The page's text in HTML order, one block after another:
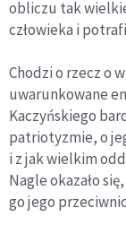
obliczu tak
człowieka i
Chodzi o rzecz o
uwarunkowane
Kaczyńskiego
patriotyzmie, o
i z jak wielkim
Nagle okazało
go jego